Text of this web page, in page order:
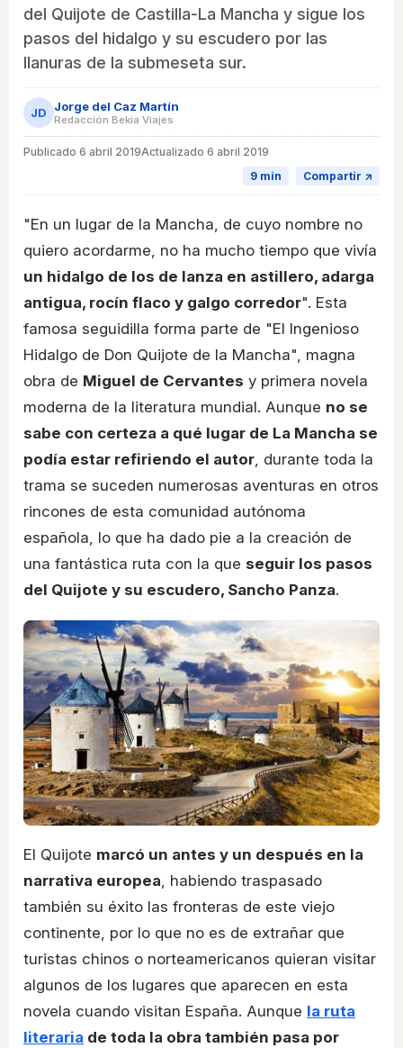
del Quijote de Castilla-La Mancha y sigue los
pasos del hidalgo y su escudero por las
llanuras de la submeseta sur.
JD Jorge del Caz Martín
Redacción Bekia Viajes
Publicado 6 abril 2019Actualizado 6 abril 2019
9 min
Compartir ↗
"En un lugar de la Mancha, de cuyo nombre no
quiero acordarme, no ha mucho tiempo que vivía
un hidalgo de los de lanza en astillero, adarga
antigua, rocín flaco y galgo corredor". Esta
famosa seguidilla forma parte de "El Ingenioso
Hidalgo de Don Quijote de la Mancha", magna
obra de Miguel de Cervantes y primera novela
moderna de la literatura mundial. Aunque no se
sabe con certeza a qué lugar de La Mancha se
podía estar refiriendo el autor , durante toda la
trama se suceden numerosas aventuras en otros
rincones de esta comunidad autónoma
española, lo que ha dado pie a la creación de
una fantástica ruta con la que seguir los pasos
del Quijote y su escudero, Sancho Panza.
El Quijote marcó un antes y un después en la
narrativa europea, habiendo traspasado
también su éxito las fronteras de este viejo
continente, por lo que no es de extrañar que
turistas chinos o norteamericanos quieran visitar
algunos de los lugares que aparecen en esta
novela cuando visitan España. Aunque la ruta
literaria de toda la obra también pasa por